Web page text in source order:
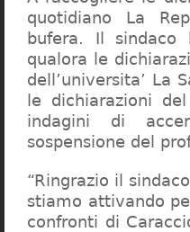
quotidiano La
bufera. Il sindaco
qualora le
dell’universita’ La
le dichiarazioni
indagini di
sospensione del
“Ringrazio il
stiamo attivando
confronti di